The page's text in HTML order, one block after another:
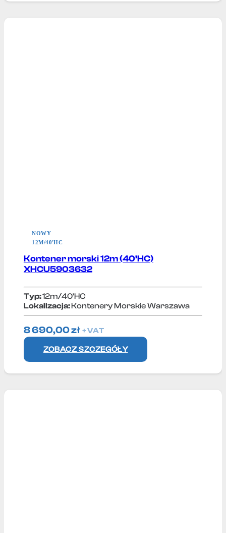
NOWY
12M/40'HC
Kontener morski 12m (40’HC)
XHCU5903632
Typ:12m/40'HC
Lokallzacja:Kontenery Morskie Warszawa
8 690,00zł + VAT
ZOBACZ SZCZEGÓŁY